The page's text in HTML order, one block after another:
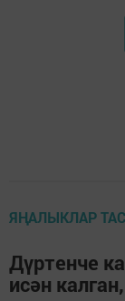
ЯҢАЛЫКЛАР
Дүртенче
исән